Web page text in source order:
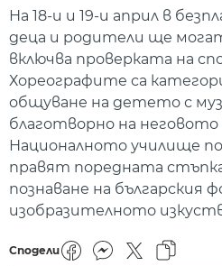
На 18-и и 19-и април в
деца и родители ще
включва проверката на
Хореографите са
общуване на детето с
благотворно на неговото
Националното училище
правят поредната
познаване на българския
изобразителното
Сподели